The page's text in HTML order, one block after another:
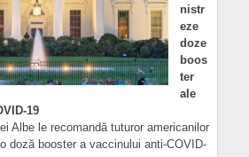
nistr
eze
doze
boos
ter
ale
19
Albe le recomandă tuturor americanilor
doză booster a vaccinului anti-COVID-